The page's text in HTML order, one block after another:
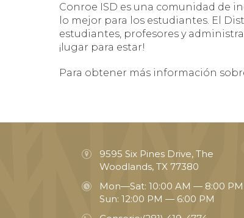
Conroe ISD es una comunidad de
lo mejor para los estudiantes. El
estudiantes, profesores y
¡lugar para estar!
Para obtener más información
9595 Six Pines Drive, The
Woodlands, TX 77380
Mon—Sat: 10:00 AM — 8:00 PM
Sun: 12:00 PM — 6:00 PM